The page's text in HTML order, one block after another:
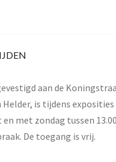
aan de
Helder, is tijdens
met zondag tussen
De toegang is vrij.